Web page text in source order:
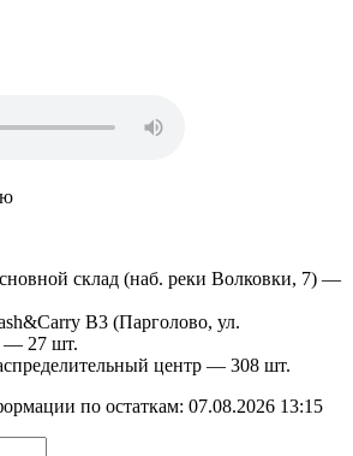
склад (наб. реки Волковки, 7) —
B3 (Парголово, ул.
— 27 шт.
центр — 308 шт.
по остаткам: 07.08.2026 13:15